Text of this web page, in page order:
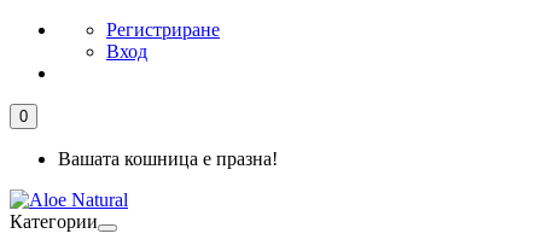
Регистриране
Вход
0
Вашата кошница е празна!
Категории